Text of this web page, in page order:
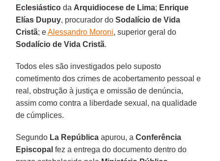
Eclesiástico da Arquidiocese de Lima; Enrique
Elías Dupuy, procurador doSodalício de Vida
Cristã; eAlessandro Moroni, superior geral do
Sodalício de Vida Cristã.
Todos eles são investigados pelo suposto
cometimento dos crimes de acobertamento pessoal e
real, obstrução à justiça e omissão de denúncia,
assim como contra a liberdade sexual, na qualidade
de cúmplices.
Segundo La República apurou, aConferência
Episcopal fez a entrega do documento dentro do